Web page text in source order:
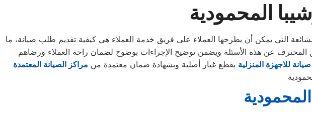
المحمودية
التي يمكن أن يطرحها العملاء على فريق خدمة العملاء هي كيفية تقديم طلب صيانة، ما
للاجهزة المنزلية بقطع غيار أصلية وبشهادة ضمان معتمدة من مراكز الصيانة المعتمدة